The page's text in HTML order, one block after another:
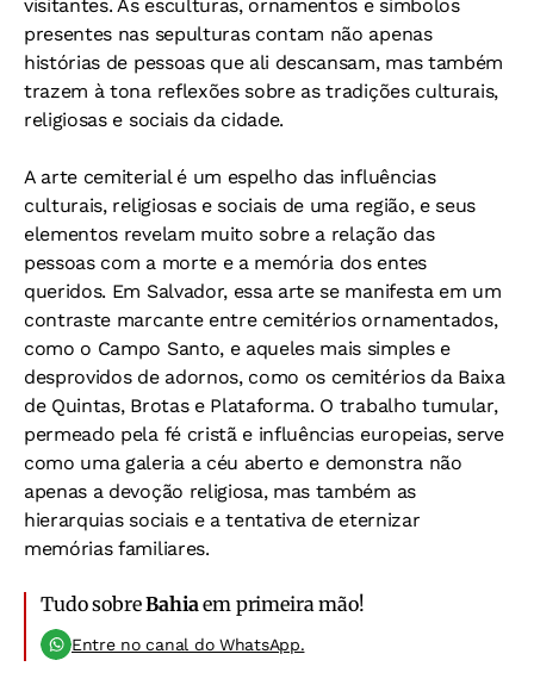
visitantes. As esculturas, ornamentos e símbolos
presentes nas sepulturas contam não apenas
histórias de pessoas que ali descansam, mas também
trazem à tona reflexões sobre as tradições culturais,
religiosas e sociais da cidade.
A arte cemiterial é um espelho das influências
culturais, religiosas e sociais de uma região, e seus
elementos revelam muito sobre a relação das
pessoas com a morte e a memória dos entes
queridos. Em Salvador, essa arte se manifesta em um
contraste marcante entre cemitérios ornamentados,
como o Campo Santo, e aqueles mais simples e
desprovidos de adornos, como os cemitérios da Baixa
de Quintas, Brotas e Plataforma. O trabalho tumular,
permeado pela fé cristã e influências europeias, serve
como uma galeria a céu aberto e demonstra não
apenas a devoção religiosa, mas também as
hierarquias sociais e a tentativa de eternizar
memórias familiares.
Tudo sobreBahiaem primeira mão!
Entre no canal do WhatsApp.